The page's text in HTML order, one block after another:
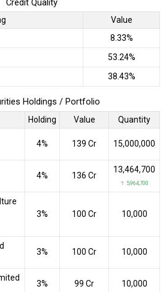
Credit Quality
Value
8.33%
53.24%
38.43%
Holdings / Portfolio
Holding Value
Quantity
4% ₹139 Cr 15,000,000
4% ₹136 Cr
13,464,700
↑ 5,964,700
3% ₹100 Cr 10,000
3% ₹100 Cr 10,000
3% ₹99 Cr 10,000